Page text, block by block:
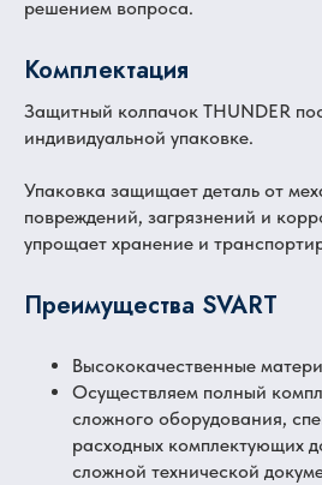
решением вопроса.
Комплектация
Защитный колпачок THUNDER
индивидуальной упаковке.
Упаковка защищает деталь от
повреждений, загрязнений и
упрощает хранение и
Преимущества SVART
Высококачественные
Осуществляем полный
сложного оборудования,
расходных комплектующих
сложной технической